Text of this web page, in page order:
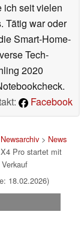
ich seit vielen
Tätig war oder
Smart-Home-
Tech-
2020
Facebook
Newsarchiv> News
Pro startet mit
18.02.2026)